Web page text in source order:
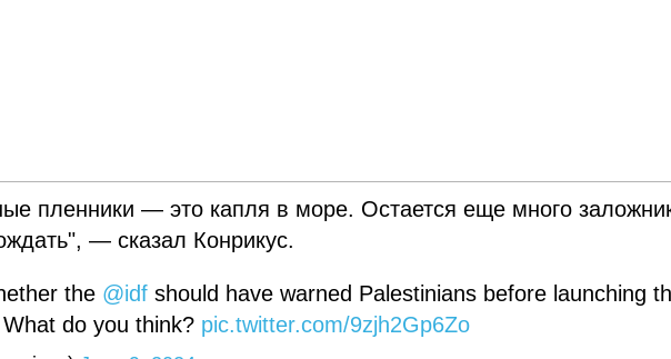
пленники — это капля в море. Остается еще много
— сказал Конрикус.
the @idf should have warned Palestinians before launching
do you think? pic.twitter.com/9zjh2Gp6Zo